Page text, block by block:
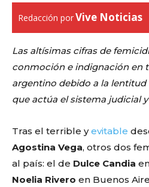
Redacción porVive Noticias
Las altísimas cifras de
conmoción e indignación en
argentino debido a la
que actúa el sistema judicial
Tras el terrible yevitable
Agostina Vega, otros dos
al país: el de Dulce Candia
Noelia Rivero en Buenos